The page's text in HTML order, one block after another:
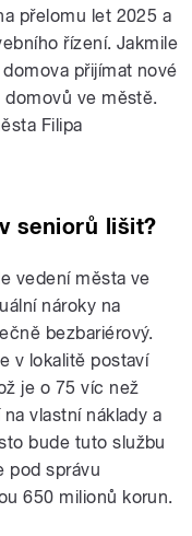
přelomu let 2025 a
řízení. Jakmile
přijímat nové
ve městě.
Filipa
seniorů lišit?
vedení města ve
nároky na
bezbariérový.
v lokalitě postaví
je o 75 víc než
vlastní náklady a
bude tuto službu
pod správu
650 milionů korun.